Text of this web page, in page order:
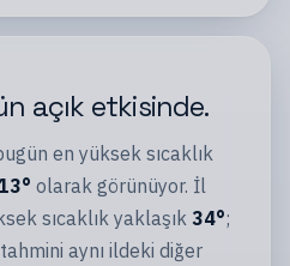
açık etkisinde.
en yüksek sıcaklık
° olarak görünüyor. İl
sıcaklık yaklaşık 34°;
tahmini aynı ildeki diğer